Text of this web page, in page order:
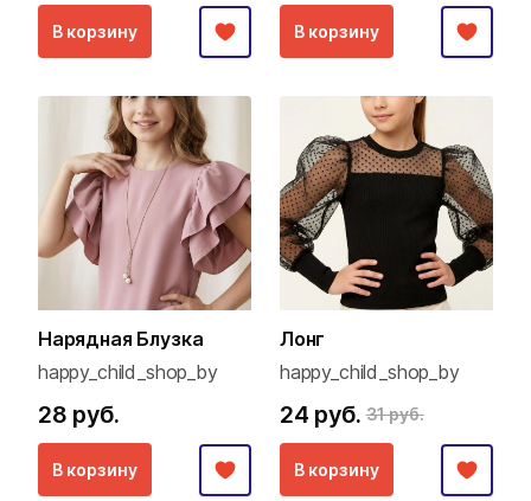
В корзину В корзину
Нарядная Блузка
happy_child_shop_by
28 руб.
В корзину
Лонг
happy_child_shop_by
24 руб. 31 руб.
В корзину